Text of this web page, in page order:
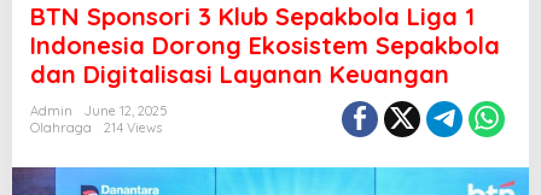
BTN Sponsori 3 Klub Sepakbola Liga 1
Indonesia Dorong Ekosistem Sepakbola
dan Digitalisasi Layanan Keuangan
Admin
June 12, 2025
Olahraga
214 Views